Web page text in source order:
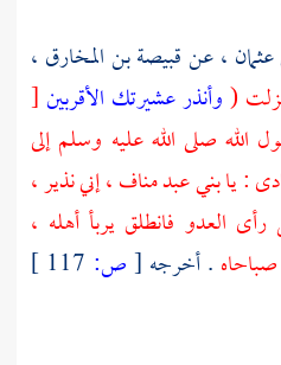
،عنقبيصة بن المخارق ،
(وأنذر عشيرتك الأقربين[
رسول الله صلى الله عليه وسلم إلى
: يابني عبد مناف ،إني نذير ،
العدو فانطلق يربأ أهله ،
. أخرجه [ص: